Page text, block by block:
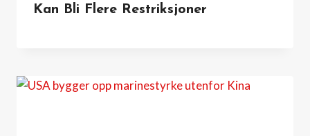
Kan Bli Flere Restriksjoner